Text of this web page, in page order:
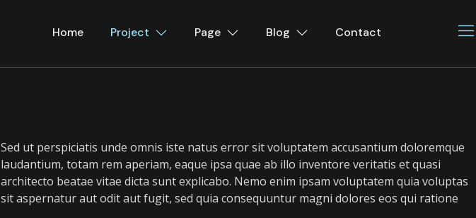
Home Project Page Blog Contact
Sed ut perspiciatis unde omnis iste natus error sit voluptatem accusantium doloremque
laudantium, totam rem aperiam, eaque ipsa quae ab illo inventore veritatis et quasi
architecto beatae vitae dicta sunt explicabo. Nemo enim ipsam voluptatem quia voluptas
sit aspernatur aut odit aut fugit, sed quia consequuntur magni dolores eos qui ratione